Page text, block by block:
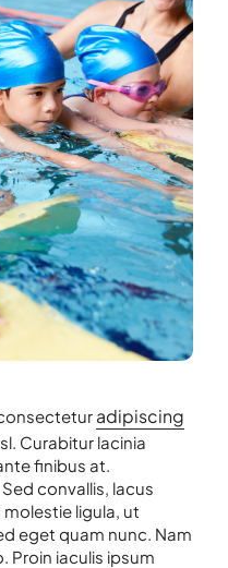
adipiscing
Curabitur lacinia
finibus at.
convallis, lacus
ligula, ut
eget quam nunc. Nam
Proin iaculis ipsum